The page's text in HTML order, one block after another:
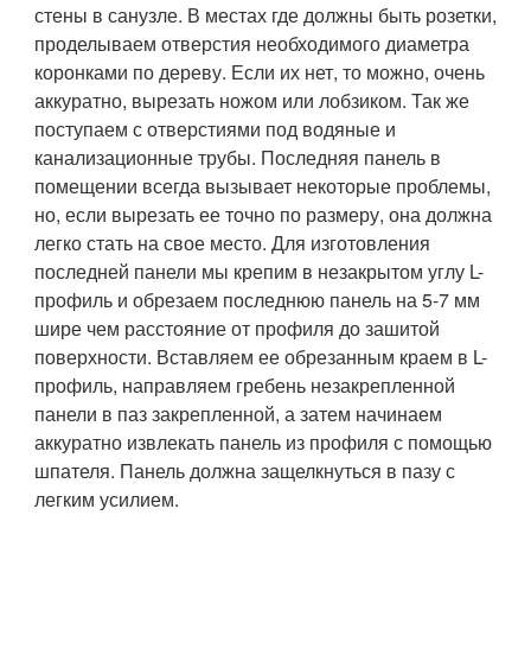
стены в санузле. В местах где должны быть розетки,
проделываем отверстия необходимого диаметра
коронками по дереву. Если их нет, то можно, очень
аккуратно, вырезать ножом или лобзиком. Так же
поступаем с отверстиями под водяные и
канализационные трубы. Последняя панель в
помещении всегда вызывает некоторые проблемы,
но, если вырезать ее точно по размеру, она должна
легко стать на свое место. Для изготовления
последней панели мы крепим в незакрытом углу L-
профиль и обрезаем последнюю панель на 5-7 мм
шире чем расстояние от профиля до зашитой
поверхности. Вставляем ее обрезанным краем в L-
профиль, направляем гребень незакрепленной
панели в паз закрепленной, а затем начинаем
аккуратно извлекать панель из профиля с помощью
шпателя. Панель должна защелкнуться в пазу с
легким усилием.